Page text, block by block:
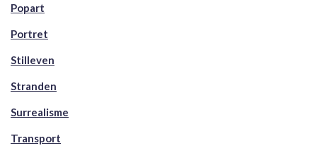
Popart
Portret
Stilleven
Stranden
Surrealisme
Transport